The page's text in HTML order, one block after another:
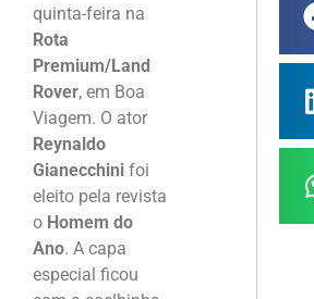
quinta-feira na
Rota
Premium/Land
Rover, em Boa
Viagem. O ator
Reynaldo
Gianecchini foi
eleito pela revista
o Homem do
Ano. A capa
especial ficou